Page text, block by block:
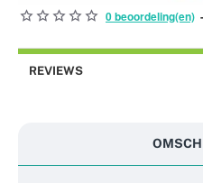
0 beoordeling(en) -
REVIEWS